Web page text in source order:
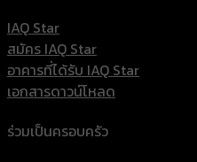
IAQ Star
สมัคร IAQ Star
อาคารที่ได้รับ IAQ Star
เอกสารดาวน์โหลด
ร่วมเป็นครอบครัว